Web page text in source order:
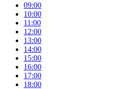
09:00
10:00
11:00
12:00
13:00
14:00
15:00
16:00
17:00
18:00